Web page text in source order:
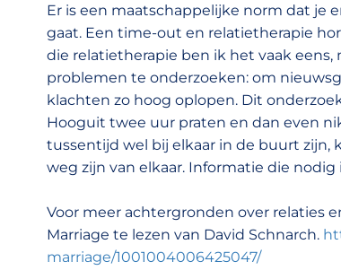
Er is een maatschappelijke norm dat je
gaat. Een time-out en relatietherapie
die relatietherapie ben ik het vaak
problemen te onderzoeken: om
klachten zo hoog oplopen. Dit
Hooguit twee uur praten en dan even
tussentijd wel bij elkaar in de buurt zijn,
weg zijn van elkaar. Informatie die
Voor meer achtergronden over relaties
Marriage te lezen van David Schnarch.
marriage/1001004006425047/